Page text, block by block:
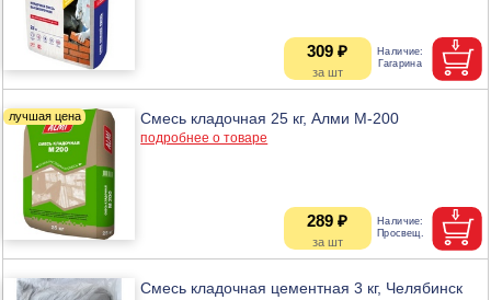
309 ₽
Смесь кладочная 25 кг, Алми М-200
подробнее о товаре
289 ₽
Смесь кладочная цементная 3 кг, Челябинск